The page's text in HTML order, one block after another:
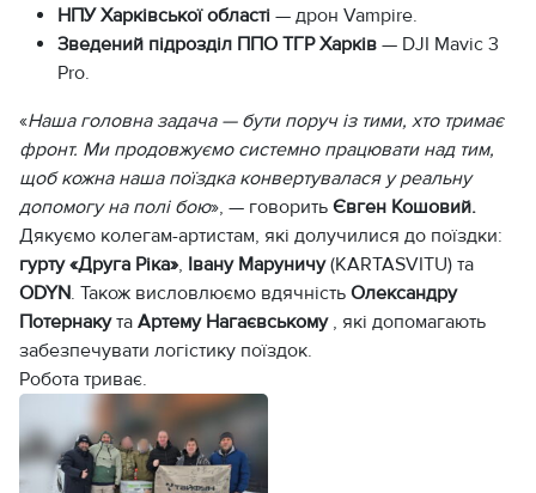
НПУ Харківської області — дрон Vampire.
Зведений підрозділ ППО ТГР Харків — DJI Mavic 3
Pro.
«Наша головна задача — бути поруч із тими, хто тримає
фронт. Ми продовжуємо системно працювати над тим,
щоб кожна наша поїздка конвертувалася у реальну
допомогу на полі бою», — говорить Євген Кошовий.
Дякуємо колегам-артистам, які долучилися до поїздки:
гурту «Друга Ріка», Івану Маруничу(KARTASVITU) та
ODYN. Також висловлюємо вдячність Олександру
Потернакута Артему Нагаєвському, які допомагають
забезпечувати логістику поїздок.
Робота триває.